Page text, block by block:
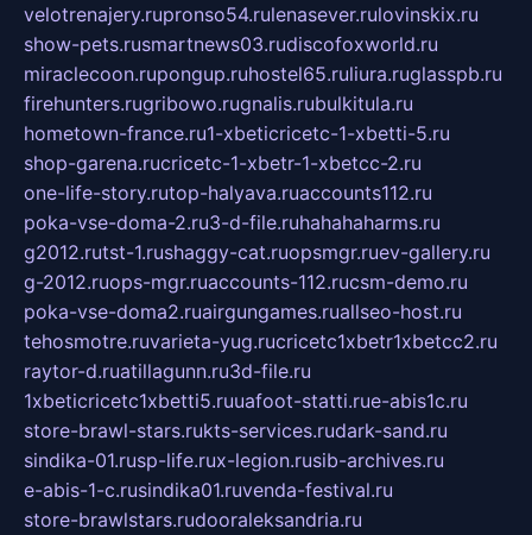
velotrenajery.rupronso54.rulenasever.rulovinskix.ru
show-pets.rusmartnews03.rudiscofoxworld.ru
miraclecoon.rupongup.ruhostel65.ruliura.ruglasspb.ru
firehunters.rugribowo.rugnalis.rubulkitula.ru
hometown-france.ru1-xbeticricetc-1-xbetti-5.ru
shop-garena.rucricetc-1-xbetr-1-xbetcc-2.ru
one-life-story.rutop-halyava.ruaccounts112.ru
poka-vse-doma-2.ru3-d-file.ruhahahaharms.ru
g2012.rutst-1.rushaggy-cat.ruopsmgr.ruev-gallery.ru
g-2012.ruops-mgr.ruaccounts-112.rucsm-demo.ru
poka-vse-doma2.ruairgungames.ruallseo-host.ru
tehosmotre.ruvarieta-yug.rucricetc1xbetr1xbetcc2.ru
raytor-d.ruatillagunn.ru3d-file.ru
1xbeticricetc1xbetti5.ruuafoot-statti.rue-abis1c.ru
store-brawl-stars.rukts-services.rudark-sand.ru
sindika-01.rusp-life.rux-legion.rusib-archives.ru
e-abis-1-c.rusindika01.ruvenda-festival.ru
store-brawlstars.rudooraleksandria.ru